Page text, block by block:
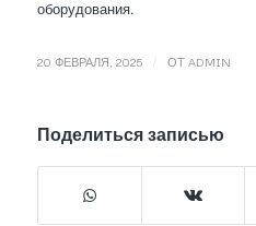
оборудования.
20 ФЕВРАЛЯ, 2025 ОТ ADMIN
Поделиться записью